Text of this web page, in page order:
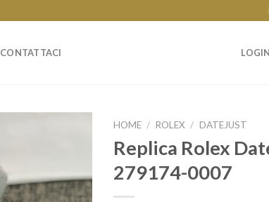
CONTATTACI LOGIN
HOME / ROLEX / DATEJUST
Replica Rolex
279174-0007